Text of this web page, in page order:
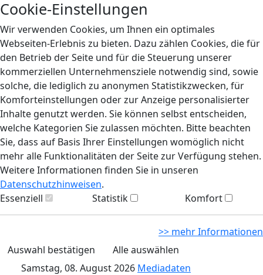
Cookie-Einstellungen
Wir verwenden Cookies, um Ihnen ein optimales
Webseiten-Erlebnis zu bieten. Dazu zählen Cookies, die für
den Betrieb der Seite und für die Steuerung unserer
kommerziellen Unternehmensziele notwendig sind, sowie
solche, die lediglich zu anonymen Statistikzwecken, für
Komforteinstellungen oder zur Anzeige personalisierter
Inhalte genutzt werden. Sie können selbst entscheiden,
welche Kategorien Sie zulassen möchten. Bitte beachten
Sie, dass auf Basis Ihrer Einstellungen womöglich nicht
mehr alle Funktionalitäten der Seite zur Verfügung stehen.
Weitere Informationen finden Sie in unseren
Datenschutzhinweisen.
Essenziell
Statistik Komfort
>> mehr Informationen
Auswahl bestätigen
Alle auswählen
Samstag, 08. August 2026 Mediadaten